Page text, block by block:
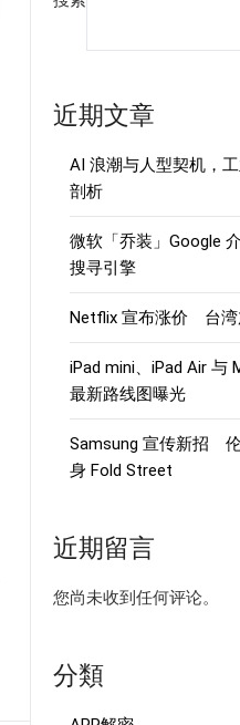
近期文章
AI 浪潮与人型契机，
剖析
微软「乔装」Google
搜寻引擎
Netflix 宣布涨价 台湾
iPad mini、iPad Air 与
最新路线图曝光
Samsung 宣传新招
身 Fold Street
近期留言
您尚未收到任何评论。
分類